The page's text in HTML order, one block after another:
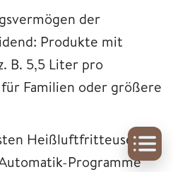
der
Produkte mit
B. 5,5 Liter pro
Familien oder größere
Heißluftfritteusen
Programme